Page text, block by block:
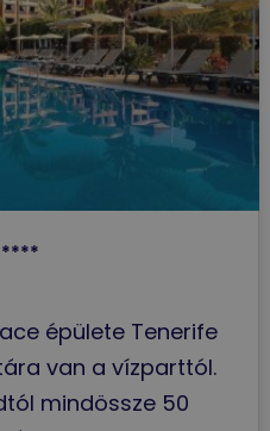
****
épülete Tenerife
van a vízparttól.
mindössze 50